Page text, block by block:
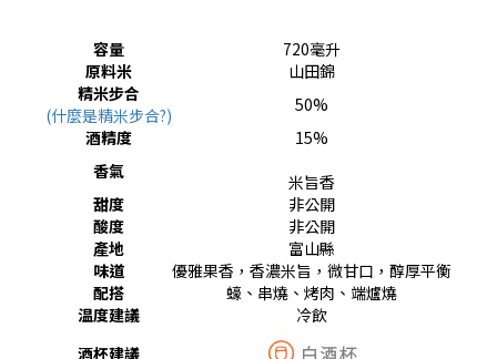
容量
720毫升
原料米
山田錦
精米步合
(什麼是精米步合?)
50%
酒精度
15%
香氣
米旨香
甜度
非公開
酸度
非公開
產地
富山縣
味道
優雅果香，香濃米旨，微甘口，醇厚平衡
配搭
蠔、串燒、烤肉、端爐燒
温度建議
冷飲
酒杯建議